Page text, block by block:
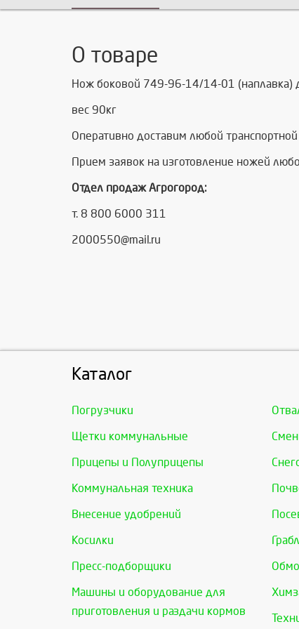
О товаре
Нож боковой 749-96-14/14-01 (наплавка)
вес 90кг
Оперативно доставим любой
Прием заявок на изготовление ножей
Отдел продаж Агрогород:
т. 8 800 6000 311
2000550@mail.ru
Каталог
Погрузчики
Щетки коммунальные
Прицепы и Полуприцепы
Коммунальная техника
Внесение удобрений
Косилки
Пресс-подборщики
Машины и оборудование для
приготовления и раздачи кормов